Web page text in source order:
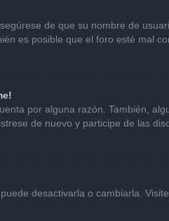
de que su nombre de
es posible que el foro esté mal
por alguna razón. También,
de nuevo y participe de las
desactivarla o cambiarla.